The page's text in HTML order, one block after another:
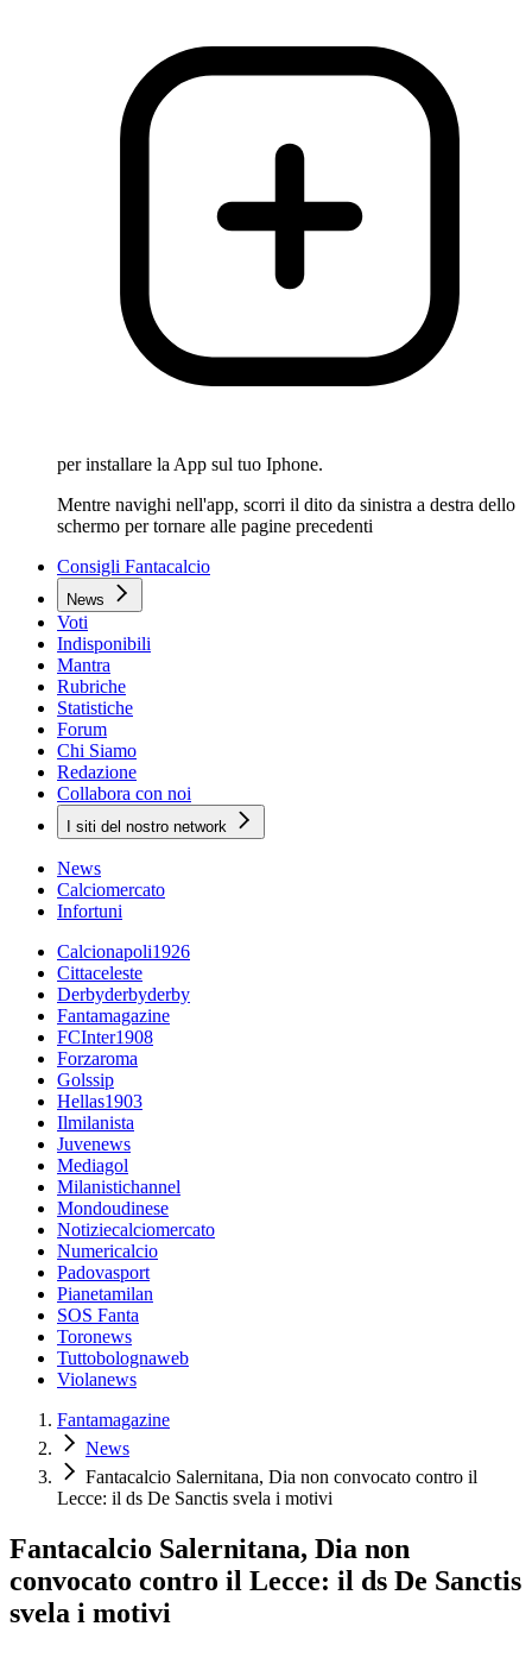
per installare la App sul tuo Iphone.
Mentre navighi nell'app, scorri il dito da sinistra a destra dello
schermo per tornare alle pagine precedenti
Consigli Fantacalcio
News
Voti
Indisponibili
Mantra
Rubriche
Statistiche
Forum
Chi Siamo
Redazione
Collabora con noi
I siti del nostro network
News
Calciomercato
Infortuni
Calcionapoli1926
Cittaceleste
Derbyderbyderby
Fantamagazine
FCInter1908
Forzaroma
Golssip
Hellas1903
Ilmilanista
Juvenews
Mediagol
Milanistichannel
Mondoudinese
Notiziecalciomercato
Numericalcio
Padovasport
Pianetamilan
SOS Fanta
Toronews
Tuttobolognaweb
Violanews
Fantamagazine
News
Fantacalcio Salernitana, Dia non convocato contro il
Lecce: il ds De Sanctis svela i motivi
Fantacalcio Salernitana, Dia non
convocato contro il Lecce: il ds De Sanctis
svela i motivi